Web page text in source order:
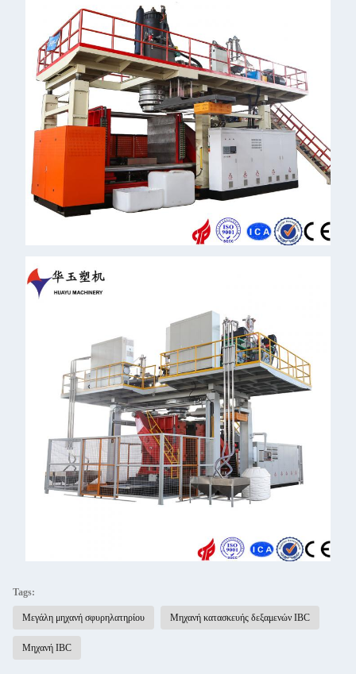
Tags:
Μεγάλη μηχανή σφυρηλατηρίου Μηχανή κατασκευής δεξαμενών IBC
Μηχανή IBC